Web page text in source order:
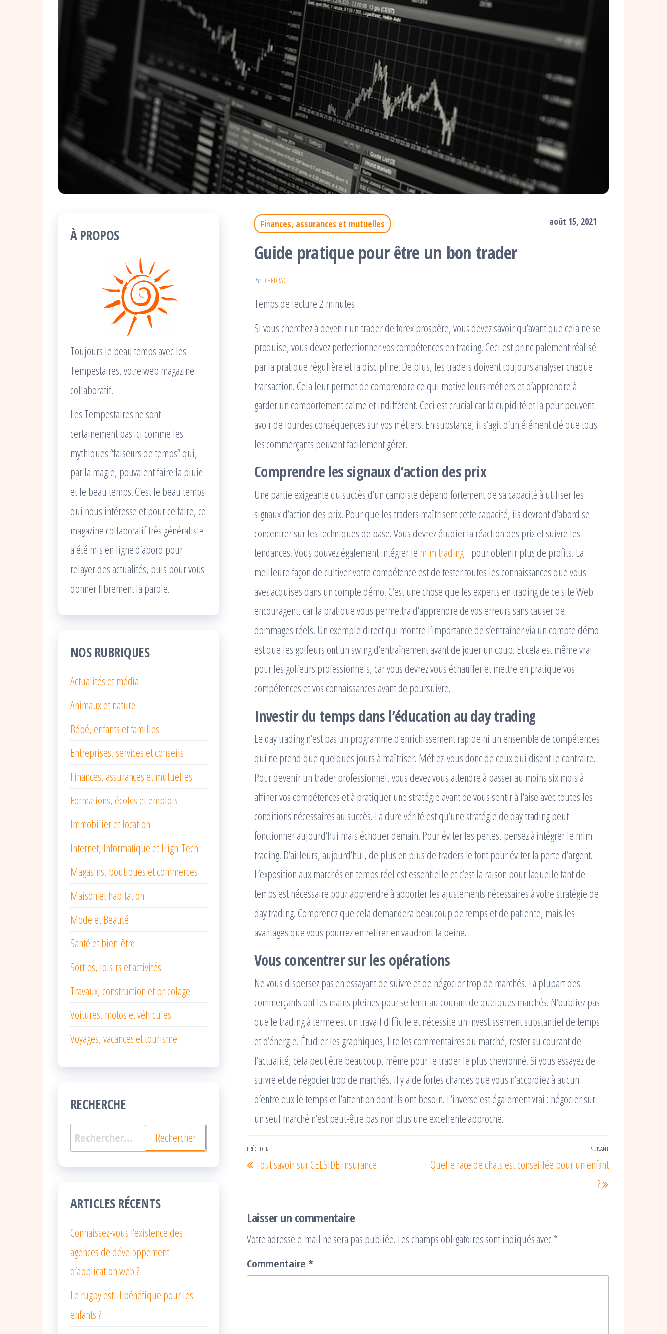
Finances, assurances et mutuelles août 15, 2021
Guide pratique pour être un bon trader
Par CHEDRAC
Temps de lecture 2 minutes
Si vous cherchez à devenir un trader de forex prospère, vous devez savoir qu’avant que cela ne se
produise, vous devez perfectionner vos compétences en trading. Ceci est principalement réalisé
par la pratique régulière et la discipline. De plus, les traders doivent toujours analyser chaque
transaction. Cela leur permet de comprendre ce qui motive leurs métiers et d’apprendre à
garder un comportement calme et indifférent. Ceci est crucial car la cupidité et la peur peuvent
avoir de lourdes conséquences sur vos métiers. En substance, il s’agit d’un élément clé que tous
les commerçants peuvent facilement gérer.
Comprendre les signaux d’action des prix
Une partie exigeante du succès d’un cambiste dépend fortement de sa capacité à utiliser les
signaux d’action des prix. Pour que les traders maîtrisent cette capacité, ils devront d’abord se
concentrer sur les techniques de base. Vous devrez étudier la réaction des prix et suivre les
tendances. Vous pouvez également intégrer le mlm trading pour obtenir plus de profits. La
meilleure façon de cultiver votre compétence est de tester toutes les connaissances que vous
avez acquises dans un compte démo. C’est une chose que les experts en trading de ce site Web
encouragent, car la pratique vous permettra d’apprendre de vos erreurs sans causer de
dommages réels. Un exemple direct qui montre l’importance de s’entraîner via un compte démo
est que les golfeurs ont un swing d’entraînement avant de jouer un coup. Et cela est même vrai
pour les golfeurs professionnels, car vous devrez vous échauffer et mettre en pratique vos
compétences et vos connaissances avant de poursuivre.
Investir du temps dans l’éducation au day trading
Le day trading n’est pas un programme d’enrichissement rapide ni un ensemble de compétences
qui ne prend que quelques jours à maîtriser. Méfiez-vous donc de ceux qui disent le contraire.
Pour devenir un trader professionnel, vous devez vous attendre à passer au moins six mois à
affiner vos compétences et à pratiquer une stratégie avant de vous sentir à l’aise avec toutes les
conditions nécessaires au succès. La dure vérité est qu’une stratégie de day trading peut
fonctionner aujourd’hui mais échouer demain. Pour éviter les pertes, pensez à intégrer le mlm
trading. D’ailleurs, aujourd’hui, de plus en plus de traders le font pour éviter la perte d’argent.
L’exposition aux marchés en temps réel est essentielle et c’est la raison pour laquelle tant de
temps est nécessaire pour apprendre à apporter les ajustements nécessaires à votre stratégie de
day trading. Comprenez que cela demandera beaucoup de temps et de patience, mais les
avantages que vous pourrez en retirer en vaudront la peine.
Vous concentrer sur les opérations
Ne vous dispersez pas en essayant de suivre et de négocier trop de marchés. La plupart des
commerçants ont les mains pleines pour se tenir au courant de quelques marchés. N’oubliez pas
que le trading à terme est un travail difficile et nécessite un investissement substantiel de temps
et d’énergie. Étudier les graphiques, lire les commentaires du marché, rester au courant de
l’actualité, cela peut être beaucoup, même pour le trader le plus chevronné. Si vous essayez de
suivre et de négocier trop de marchés, il y a de fortes chances que vous n’accordiez à aucun
d’entre eux le temps et l’attention dont ils ont besoin. L’inverse est également vrai : négocier sur
un seul marché n’est peut-être pas non plus une excellente approche.
Navigation
de
Article
précédent
PRÉCÉDENT
Tout savoir sur CELSIDE Insurance
Article
suivant
SUIVANT
Quelle race de chats est conseillée pour un enfant
?
Laisser un commentaire
Votre adresse e-mail ne sera pas publiée. Les champs obligatoires sont indiqués avec *
Commentaire *
À PROPOS
Toujours le beau temps avec les
Tempestaires, votre web magazine
collaboratif.
Les Tempestaires ne sont
certainement pas ici comme les
mythiques “faiseurs de temps” qui,
par la magie, pouvaient faire la pluie
et le beau temps. C’est le beau temps
qui nous intéresse et pour ce faire, ce
magazine collaboratif très généraliste
a été mis en ligne d’abord pour
relayer des actualités, puis pour vous
donner librement la parole.
NOS RUBRIQUES
Actualités et média
Animaux et nature
Bébé, enfants et familles
Entreprises, services et conseils
Finances, assurances et mutuelles
Formations, écoles et emplois
Immobilier et location
Internet, Informatique et High-Tech
Magasins, boutiques et commerces
Maison et habitation
Mode et Beauté
Santé et bien-être
Sorties, loisirs et activités
Travaux, construction et bricolage
Voitures, motos et véhicules
Voyages, vacances et tourisme
RECHERCHE
Rechercher :
ARTICLES RÉCENTS
Connaissez-vous l’existence des
agences de développement
d’application web ?
Le rugby est-il bénéfique pour les
enfants ?